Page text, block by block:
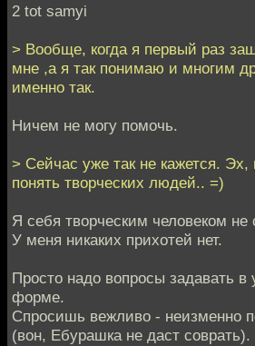
2 tot samyi
> Вообще, когда я первый раз
мне ,а я так понимаю и многим
именно так.
Ничем не могу помочь.
> Сейчас уже так не кажется. Эх,
понять творческих людей.. =)
Я себя творческим человеком не
У меня никаких прихотей нет.
Просто надо вопросы задавать в
форме.
Спросишь вежливо - неизменно
(вон, Ебурашка не даст соврать).